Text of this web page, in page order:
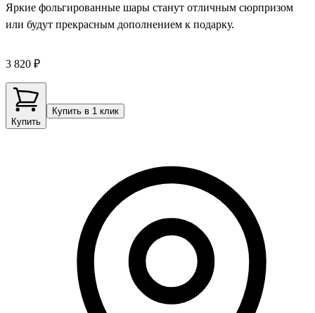
Яркие фольгированные шары станут отличным сюрпризом
или будут прекрасным дополнением к подарку.
3 820 ₽
Купить
Купить в 1 клик